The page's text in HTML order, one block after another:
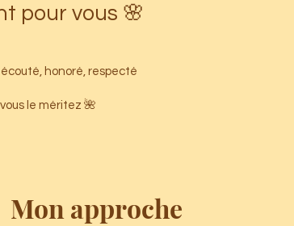
🌸 Et si c’était le moment pour vous ?
honoré, respecté.
🌺 À la joie de prendre soin de vous, tel que vous le méritez.
Mon approche